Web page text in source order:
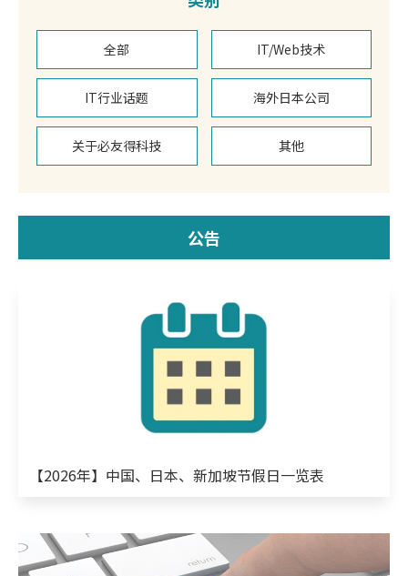
全部 IT/Web技术
IT行业话题 海外日本公司
关于必友得科技 其他
公告
【2026年】中国、日本、新加坡节假日一览表